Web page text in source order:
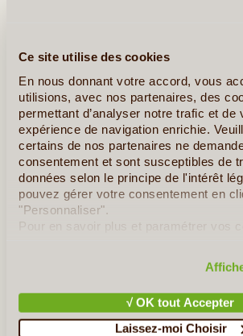
Ce site utilise des cookies
En nous donnant votre accord, vous
utilisions, avec nos partenaires, des
permettant d’analyser notre trafic et de
expérience de navigation enrichie.
certains de nos partenaires ne
consentement et sont susceptibles de
données selon le principe de l'intérêt
pouvez gérer votre consentement en
"Personnaliser".
Pour en savoir plus et paramétrer vos
√ OK tout Accepter
Laissez-moi Choisir
BRÉSIL